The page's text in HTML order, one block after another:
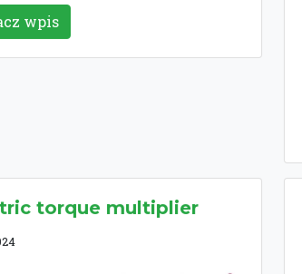
wpis
torque multiplier